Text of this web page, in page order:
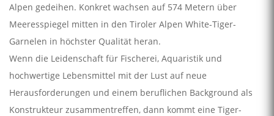
Alpen gedeihen. Konkret wachsen auf 574 Metern über
Meeresspiegel mitten in den Tiroler Alpen White-Tiger-
Garnelen in höchster Qualität heran.
Wenn die Leidenschaft für Fischerei, Aquaristik und
hochwertige Lebensmittel mit der Lust auf neue
Herausforderungen und einem beruflichen Background als
Konstrukteur zusammentreffen, dann kommt eine Tiger-